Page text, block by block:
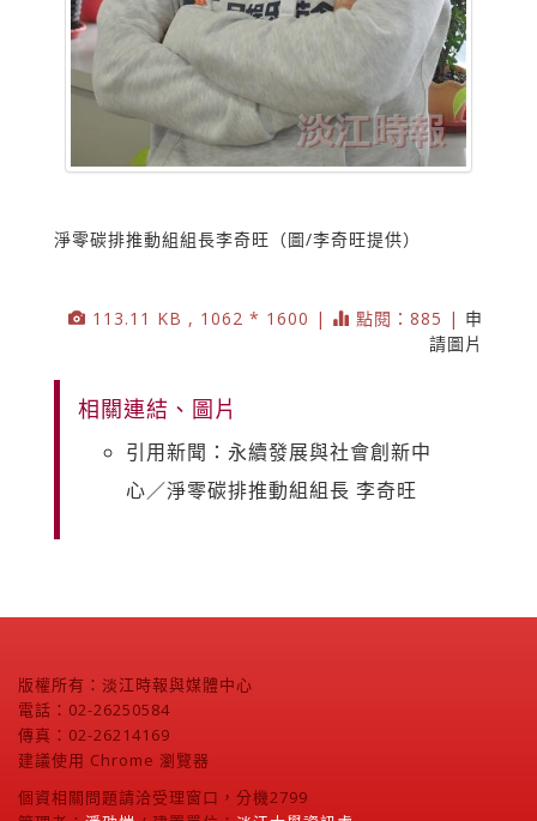
淨零碳排推動組組長李奇旺（圖/李奇旺提供）
113.11 KB , 1062 * 1600 | 點閱：885 | 申
請圖片
相關連結、圖片
引用新聞：永續發展與社會創新中
心／淨零碳排推動組組長 李奇旺
版權所有：淡江時報與媒體中心
電話：02-26250584
傳真：02-26214169
建議使用 Chrome 瀏覽器
個資相關問題請洽受理窗口，分機2799